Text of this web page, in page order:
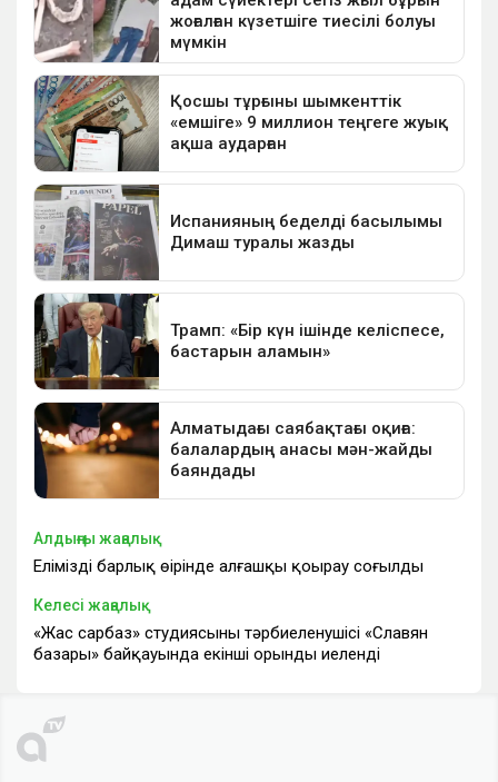
Алдыңғы жаңалық
Еліміздің барлық өңірінде алғашқы қоңырау соғылды
Келесі жаңалық
«Жас сарбаз» студиясының тәрбиеленушісі «Славян
базары» байқауында екінші орынды иеленді